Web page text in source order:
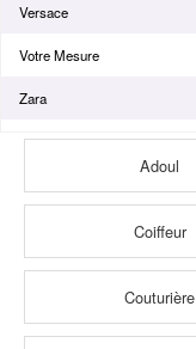
Versace
Votre Mesure
Zara
Adoul
Coiffeur
Couturière